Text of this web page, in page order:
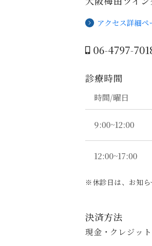
アクセス詳細ペ
06-4797-
診療時間
時間/曜日
9:00~12:00
12:00~17:00
※休診日は、お知ら
決済方法
現金・クレジッ